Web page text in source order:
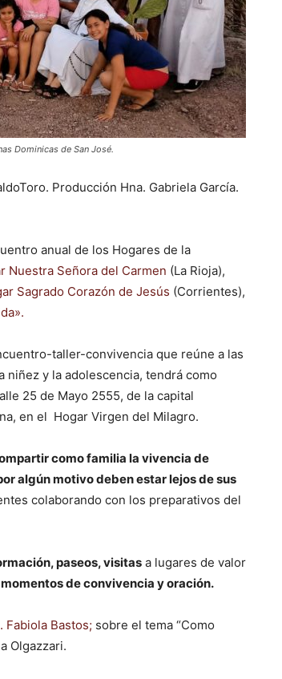
Dominicas de San José.
Producción Hna. Gabriela García.
anual de los Hogares de la
Nuestra Señora del Carmen (La Rioja),
Sagrado Corazón de Jesús (Corrientes),
taller-convivencia que reúne a las
niñez y la adolescencia, tendrá como
25 de Mayo 2555, de la capital
en el Hogar Virgen del Milagro.
como familia la vivencia de
algún motivo deben estar lejos de sus
colaborando con los preparativos del
paseos, visitas a lugares de valor
de convivencia y oración.
Fabiola Bastos; sobre el tema “Como
Olgazzari.